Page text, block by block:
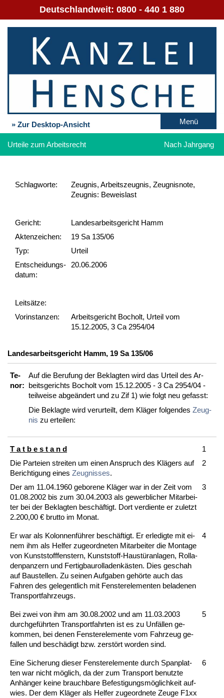
Deutschlandweit: 0800 - 440 1 880
» Zur Desktop-Ansicht Menü
Urteile zum Arbeitsrecht Nach Jahrgang
Schlag­worte:
Zeugnis, Arbeitszeugnis, Zeugnisnote,
Zeugnis: Beweislast
Gericht:
Landesarbeitsgericht Hamm
Akten­zeichen:
19 Sa 135/06
Typ:
Urteil
Ent­scheid­ungs­
datum:
20.06.2006
Leit­sätze:
Vor­ins­tan­zen:
Arbeitsgericht Bocholt, Urteil vom
15.12.2005, 3 Ca 2954/04
Lan­des­ar­beits­ge­richt Hamm, 19 Sa 135/06
Te­
nor:
Auf die Be­ru­fung der Be­klag­ten wird das Ur­teil des Ar­
beits­ge­richts Bo­cholt vom 15.12.2005 - 3 Ca 2954/04 -
teil­wei­se ab­geändert und zu Zif 1) wie folgt neu ge­fasst:
Die Be­klag­te wird ver­ur­teilt, dem Kläger fol­gen­des Zeug­
nis zu er­tei­len:
T a t b e s t a n d
1
Die Par­tei­en strei­ten um ei­nen An­spruch des Klägers auf
Be­rich­ti­gung ei­nes Zeug­nis­ses.
2
Der am 11.04.1960 ge­bo­re­ne Kläger war in der Zeit vom
01.08.2002 bis zum 30.04.2003 als ge­werb­li­cher Mit­ar­bei­
ter bei der Be­klag­ten beschäftigt. Dort ver­dien­te er zu­letzt
2.200,00 € brut­to im Mo­nat.
3
Er war als Ko­lon­nenführer beschäftigt. Er er­le­dig­te mit ei­
nem ihm als Hel­fer zu­ge­ord­ne­ten Mit­ar­bei­ter die Mon­ta­ge
von Kunst­stoff­fens­tern, Kunst­stoff-Haustüran­la­gen, Rol­la­
den­pan­zern und Fer­tig­bau­rol­la­denkästen. Dies ge­schah
auf Bau­stel­len. Zu sei­nen Auf­ga­ben gehörte auch das
Fah­ren des ge­le­gent­lich mit Fens­ter­ele­men­ten be­la­de­nen
Trans­port­fahr­zeugs.
4
Bei zwei von ihm am 30.08.2002 und am 11.03.2003
durch­geführ­ten Trans­port­fahr­ten ist es zu Unfällen ge­
kom­men, bei de­nen Fens­ter­ele­men­te vom Fahr­zeug ge­
fal­len und beschädigt bzw. zerstört wor­den sind.
5
Ei­ne Si­che­rung die­ser Fens­ter­ele­men­te durch Span­plat­
ten war nicht möglich, da der zum Trans­port be­nutz­te
Anhänger kei­ne brauch­ba­re Be­fes­ti­gungsmöglich­keit auf­
wies. Der dem Kläger als Hel­fer zu­ge­ord­ne­te Zeu­ge F1xx
6